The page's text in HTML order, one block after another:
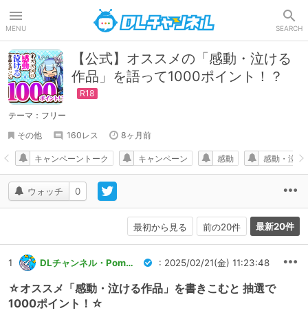
MENU SEARCH
【公式】オススメの「感動・泣ける
作品」を語って1000ポイント！？
テーマ：フリー
その他
160レス 8ヶ月前
ウォッチ 0
キャンペーントーク キャンペーン 感動 感動・泣け
最初から見る 前の20件 最新20件
1 DLチャンネル・Pommu運営 : 2025/02/21(金) 11:23:48
☆オススメ「感動・泣ける作品」を書きこむと 抽選で
1000ポイント！☆